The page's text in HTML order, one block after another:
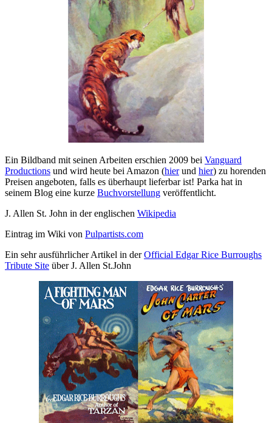
Ein Bildband mit seinen Arbeiten erschien 2009 bei Vanguard
Productions und wird heute bei Amazon (hierund hier) zu horenden
Preisen angeboten, falls es überhaupt lieferbar ist! Parka hat in
seinem Blog eine kurze Buchvorstellung veröffentlicht.
J. Allen St. John in der englischen Wikipedia
Eintrag im Wiki von Pulpartists.com
Ein sehr ausführlicher Artikel in derOfficial Edgar Rice Burroughs
Tribute Site über J. Allen St.John